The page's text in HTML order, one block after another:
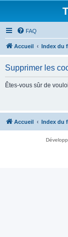
FAQ
Accueil Index du
Supprimer les
Êtes-vous sûr de
Accueil Index du